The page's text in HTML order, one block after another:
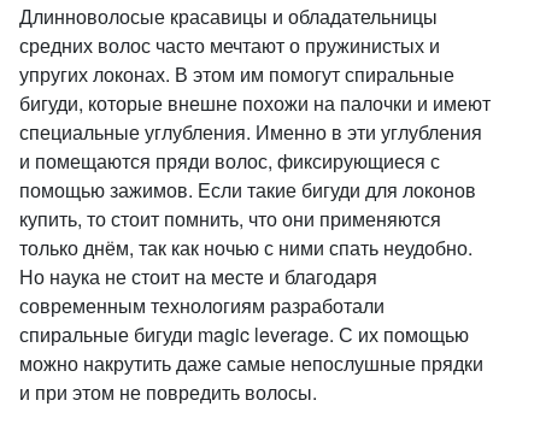
Длинноволосые красавицы и обладательницы
средних волос часто мечтают о пружинистых и
упругих локонах. В этом им помогут спиральные
бигуди, которые внешне похожи на палочки и имеют
специальные углубления. Именно в эти углубления
и помещаются пряди волос, фиксирующиеся с
помощью зажимов. Если такие бигуди для локонов
купить, то стоит помнить, что они применяются
только днём, так как ночью с ними спать неудобно.
Но наука не стоит на месте и благодаря
современным технологиям разработали
спиральные бигуди magic leverage. С их помощью
можно накрутить даже самые непослушные прядки
и при этом не повредить волосы.